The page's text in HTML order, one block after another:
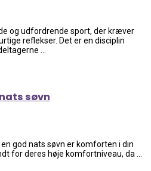
og udfordrende sport, der kræver
reflekser. Det er en disciplin
...
søvn
god nats søvn er komforten i din
for deres høje komfortniveau, da ...